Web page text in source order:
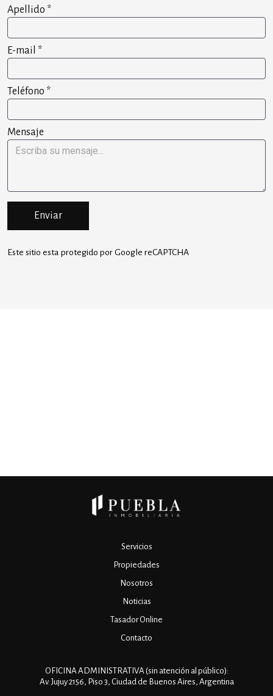
Apellido *
E-mail *
Teléfono *
Mensaje
Enviar
Este sitio esta protegido por Google reCAPTCHA
Servicios
Propiedades
Nosotros
Noticias
Tasador Online
Contacto
OFICINA ADMINISTRATIVA (sin atención al público):
Av. Jujuy 2156, Piso 3, Ciudad de Buenos Aires, Argentina